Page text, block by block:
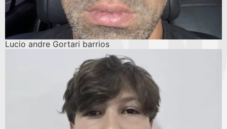
Lucio andre Gortari barrios